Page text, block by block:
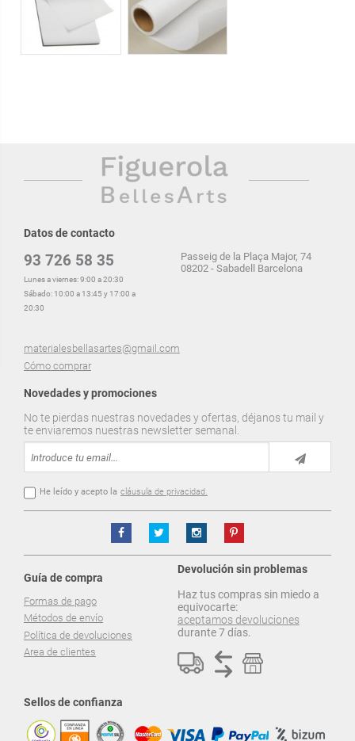
Datos de contacto
93 726 58 35
Lunes a viernes: 9:00 a 20:30
Sábado: 10:00 a 13:45 y 17:00 a
20:30
materialesbellasartes@gmail.com
Cómo comprar
Passeig de la Plaça Major, 74
08202 - Sabadell Barcelona
Novedades y promociones
No te pierdas nuestras novedades y ofertas, déjanos tu mail y
te enviaremos nuestras newsletter semanal.
He leído y acepto la cláusula de privacidad.
Guía de compra
Formas de pago
Métodos de envío
Política de devoluciones
Area de clientes
Devolución sin problemas
Haz tus compras sin miedo a
equivocarte:
aceptamos devoluciones
durante 7 días.
Sellos de confianza